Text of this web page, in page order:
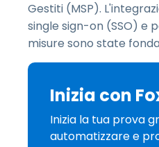
Gestiti (MSP).
single sign-on (SSO) e
misure sono state
Inizia con
Inizia la tua prova
automatizzare e